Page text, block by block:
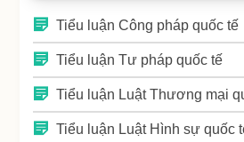
Tiểu luận Công pháp quốc tế
Tiểu luận Tư pháp quốc tế
Tiểu luận Luật Thương mại
Tiểu luận Luật Hình sự quốc